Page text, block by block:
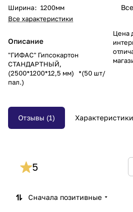
Ширина: 1200мм
Все характеристики
Описание
"ГИФАС" Гипсокартон
СТАНДАРТНЫЙ,
(2500*1200*12,5 мм) *(50 шт/
пал.)
Цена
Отзывы (1) Характеристики
Сначала позитивные
5